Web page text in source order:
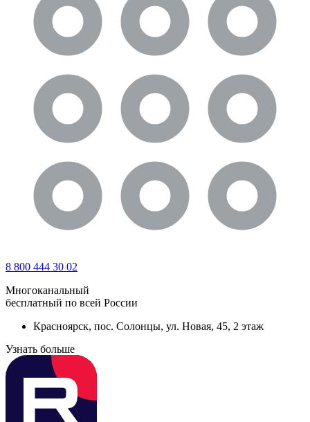
8 800 444 30 02
Многоканальный
бесплатный по всей России
Красноярск, пос. Солонцы, ул. Новая, 45, 2 этаж
Узнать больше